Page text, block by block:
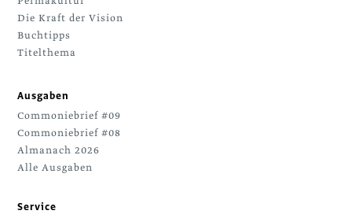
Die Kraft der Vision
Buchtipps
Titelthema
Ausgaben
Commoniebrief #09
Commoniebrief #08
Almanach 2026
Alle Ausgaben
Service